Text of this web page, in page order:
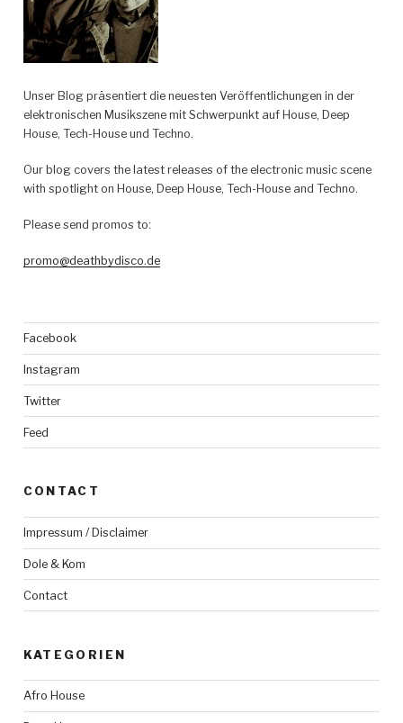
Unser Blog präsentiert die neuesten Veröffentlichungen in der
elektronischen Musikszene mit Schwerpunkt auf House, Deep
House, Tech-House und Techno.
Our blog covers the latest releases of the electronic music scene
with spotlight on House, Deep House, Tech-House and Techno.
Please send promos to:
promo@deathbydisco.de
Facebook
Instagram
Twitter
Feed
CONTACT
Impressum / Disclaimer
Dole & Kom
Contact
KATEGORIEN
Afro House